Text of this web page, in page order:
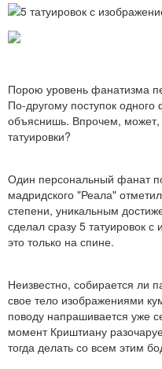
Порою уровень фанатизма
По-другому поступок
объяснишь. Впрочем, может,
татуировки?
Один персональный фанат
мадридского "Реала"
степени, уникальным
сделал сразу 5 татуировок
это только на спине.
Неизвестно, собирается ли
свое тело изображениями
поводу напрашивается уже
момент Криштиану
тогда делать со всем этим